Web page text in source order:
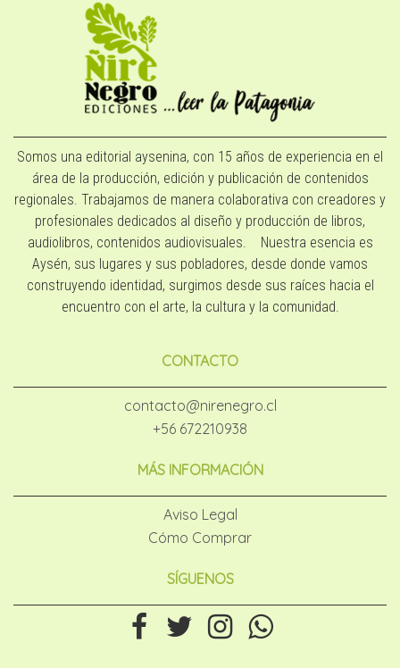
Somos una editorial aysenina, con 15 años de experiencia en el
área de la producción, edición y publicación de contenidos
regionales. Trabajamos de manera colaborativa con creadores y
profesionales dedicados al diseño y producción de libros,
audiolibros, contenidos audiovisuales. Nuestra esencia es
Aysén, sus lugares y sus pobladores, desde donde vamos
construyendo identidad, surgimos desde sus raíces hacia el
encuentro con el arte, la cultura y la comunidad.
CONTACTO
contacto@nirenegro.cl
+56 672210938
MÁS INFORMACIÓN
Aviso Legal
Cómo Comprar
SÍGUENOS